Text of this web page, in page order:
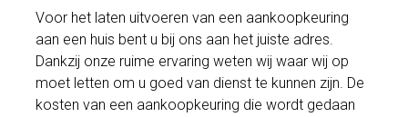
Voor het laten uitvoeren van een aankoopkeuring
aan een huis bent u bij ons aan het juiste adres.
Dankzij onze ruime ervaring weten wij waar wij op
moet letten om u goed van dienst te kunnen zijn. De
kosten van een aankoopkeuring die wordt gedaan